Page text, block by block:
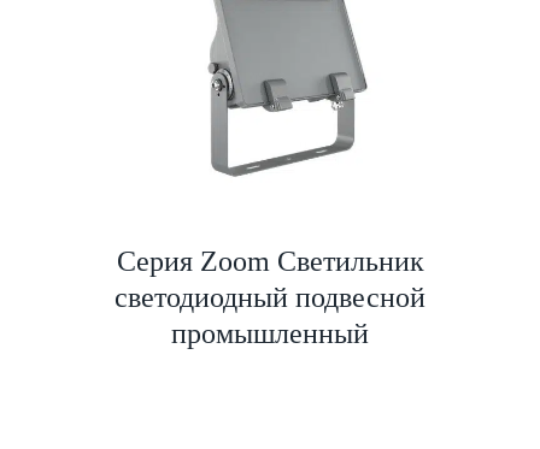
Серия Zoom Светильник
светодиодный подвесной
промышленный